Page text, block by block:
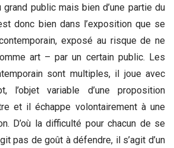
public mais bien d’une partie du
donc bien dans l’exposition que se
exposé au risque de ne
art – par un certain public. Les
sont multiples, il joue avec
l’objet variable d’une proposition
et il échappe volontairement à une
D’où la difficulté pour chacun de se
pas de goût à défendre, il s’agit d’un